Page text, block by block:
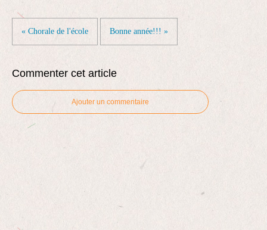
« Chorale de l'école Bonne année!!! »
Commenter cet article
Ajouter un commentaire